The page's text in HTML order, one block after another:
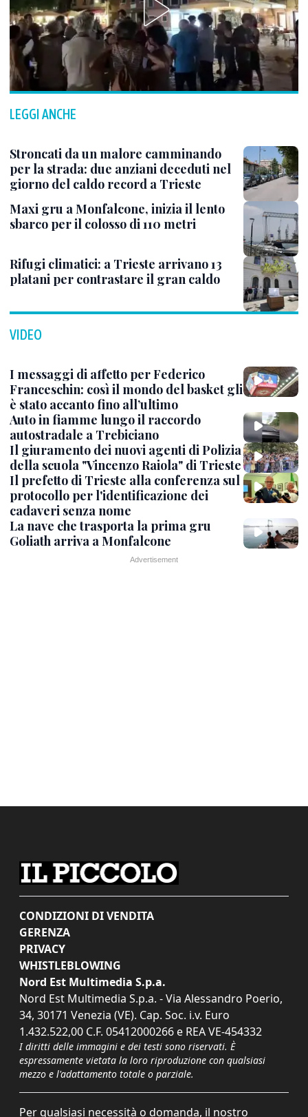
LEGGI ANCHE
Stroncati da un malore camminando
per la strada: due anziani deceduti nel
giorno del caldo record a Trieste
Maxi gru a Monfalcone, inizia il lento
sbarco per il colosso di 110 metri
Rifugi climatici: a Trieste arrivano 13
platani per contrastare il gran caldo
VIDEO
I messaggi di affetto per Federico
Franceschin: così il mondo del basket gli
è stato accanto fino all’ultimo
Auto in fiamme lungo il raccordo
autostradale a Trebiciano
Il giuramento dei nuovi agenti di Polizia
della scuola "Vincenzo Raiola" di Trieste
Il prefetto di Trieste alla conferenza sul
protocollo per l'identificazione dei
cadaveri senza nome
La nave che trasporta la prima gru
Goliath arriva a Monfalcone
CONDIZIONI DI VENDITA
GERENZA
PRIVACY
WHISTLEBLOWING
Nord Est Multimedia S.p.a.
Nord Est Multimedia S.p.a. - Via Alessandro Poerio,
34, 30171 Venezia (VE). Cap. Soc. i.v. Euro
1.432.522,00 C.F. 05412000266 e REA VE-454332
I diritti delle immagini e dei testi sono riservati. È
espressamente vietata la loro riproduzione con qualsiasi
mezzo e l'adattamento totale o parziale.
Per qualsiasi necessità o domanda, il nostro